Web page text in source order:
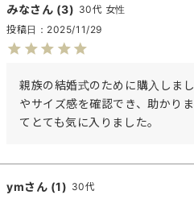
みな 3 30代 女性
投稿日
2025/11/29
親族の結婚式のために購入しま
やサイズ感を確認でき、助かり
てとても気に入りました。
ym 1 30代